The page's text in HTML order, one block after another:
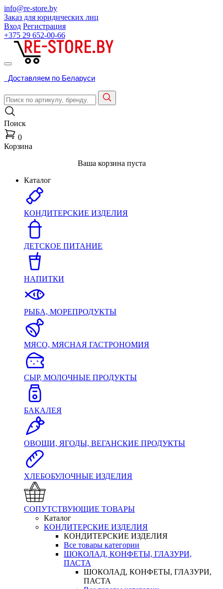
info@re-store.by
Заказ для юридических лиц
Вход Регистрация
+375 29 652-00-66
Доставляем по Беларуси
Поиск
0
Корзина
Ваша корзина пуста
Каталог
КОНДИТЕРСКИЕ ИЗДЕЛИЯ
ДЕТСКОЕ ПИТАНИЕ
НАПИТКИ
РЫБА, МОРЕПРОДУКТЫ
МЯСО, МЯСНАЯ ГАСТРОНОМИЯ
СЫР, МОЛОЧНЫЕ ПРОДУКТЫ
БАКАЛЕЯ
ОВОЩИ, ЯГОДЫ, ВЕГАНСКИЕ ПРОДУКТЫ
ХЛЕБОБУЛОЧНЫЕ ИЗДЕЛИЯ
СОПУТСТВУЮЩИЕ ТОВАРЫ
Каталог
КОНДИТЕРСКИЕ ИЗДЕЛИЯ
КОНДИТЕРСКИЕ ИЗДЕЛИЯ
Все товары категории
ШОКОЛАД, КОНФЕТЫ, ГЛАЗУРИ,
ПАСТА
ШОКОЛАД, КОНФЕТЫ, ГЛАЗУРИ,
ПАСТА